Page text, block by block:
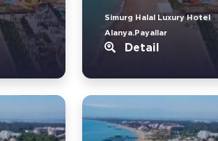
Simurg Halal Luxury Hotel
Alanya.Payallar
Detail